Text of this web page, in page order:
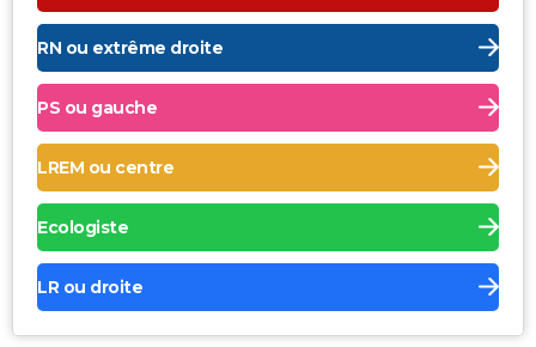
RN ou extrême droite
PS ou gauche
LREM ou centre
Ecologiste
LR ou droite